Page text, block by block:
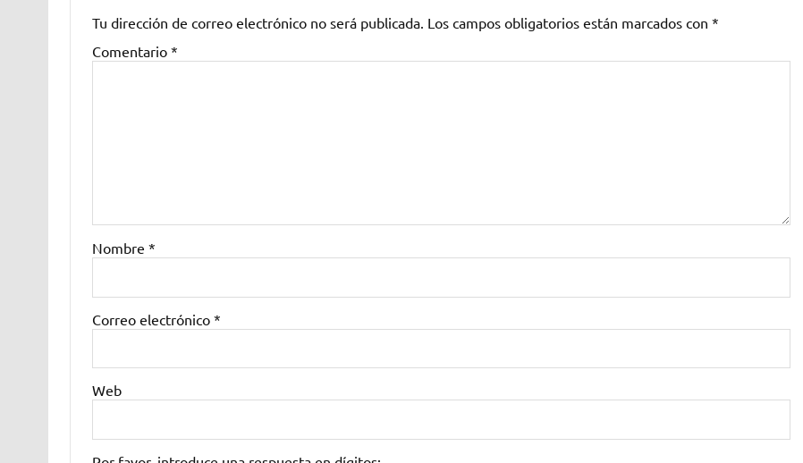
Tu dirección de correo electrónico no será publicada. Los campos obligatorios están marcados con *
Comentario *
Nombre *
Correo electrónico *
Web